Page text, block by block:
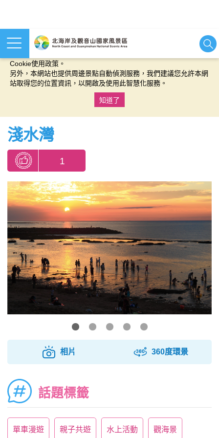
本網站使用cookies等相關技術以持續優化網站服務，並有助於為
Cookie使用政策。
另外，本網站也提供周邊景點自動偵測服務，我們建議您允許本網
站取得您的位置資訊，以開啟及使用此智慧化服務。
知道了
淺水灣
1
相片 360度環景
話題標籤
單車漫遊 親子共遊 水上活動 觀海景